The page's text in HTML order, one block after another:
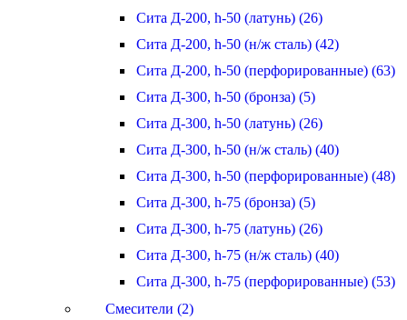
Сита Д-200, h-50 (латунь) (26)
Сита Д-200, h-50 (н/ж сталь) (42)
Сита Д-200, h-50 (перфорированные) (63)
Сита Д-300, h-50 (бронза) (5)
Сита Д-300, h-50 (латунь) (26)
Сита Д-300, h-50 (н/ж сталь) (40)
Сита Д-300, h-50 (перфорированные) (48)
Сита Д-300, h-75 (бронза) (5)
Сита Д-300, h-75 (латунь) (26)
Сита Д-300, h-75 (н/ж сталь) (40)
Сита Д-300, h-75 (перфорированные) (53)
Смесители (2)